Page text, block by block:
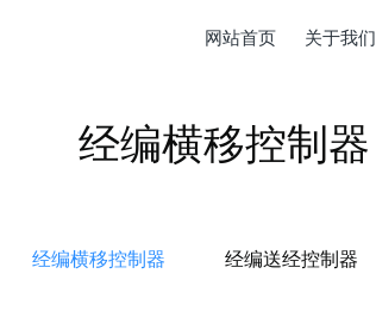
网站首页 关于我们
经编横移控制器
经编横移控制器 经编送经控制器